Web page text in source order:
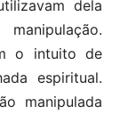
dela
o intuito de
espiritual.
manipulada